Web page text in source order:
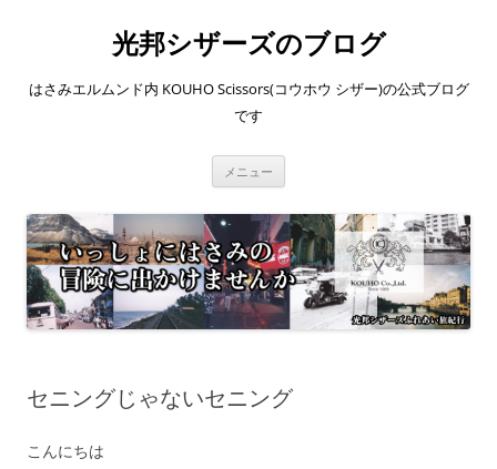
へ
ス
光邦シザーズのブログ
はさみエルムンド内 KOUHO Scissors(コウホウ シザー)の公式ブログ
です
メニュー
セニングじゃないセニング
こんにちは